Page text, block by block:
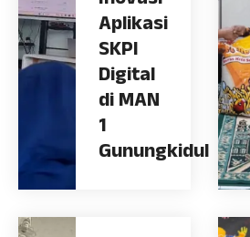
Aplikasi
SKPI
Digital
di MAN
1
Gunungkidul